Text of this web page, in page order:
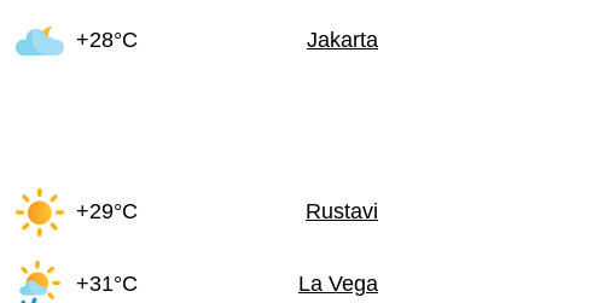
+28°C Jakarta
+29°C Rustavi
+31°C La Vega